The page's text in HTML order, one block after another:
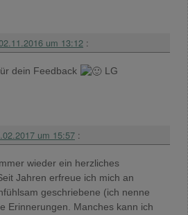
um 13:12 :
dein Feedback
LG
um 15:57 :
wieder ein herzliches
Jahren erfreue ich mich an
geschriebene (ich nenne
Erinnerungen. Manches kann ich